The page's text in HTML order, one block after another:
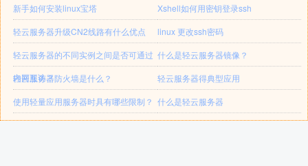
新手如何安装linux宝塔
Xshell如何用密钥登录ssh
轻云服务器升级CN2线路有什么优点
linux 更改ssh密码
轻云服务器的不同实例之间是否可通过
内网互访？
什么是轻云服务器镜像？
轻云服务器防火墙是什么？
轻云服务器得典型应用
使用轻量应用服务器时具有哪些限制？ 什么是轻云服务器